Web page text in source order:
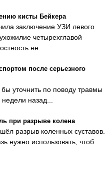
кисты Бейкера
заключение УЗИ левого
четырехглавой
не...
после серьезного
уточнить по поводу травмы
назад...
при разрыве колена
разрыв коленных суставов.
нужно использовать, чтоб